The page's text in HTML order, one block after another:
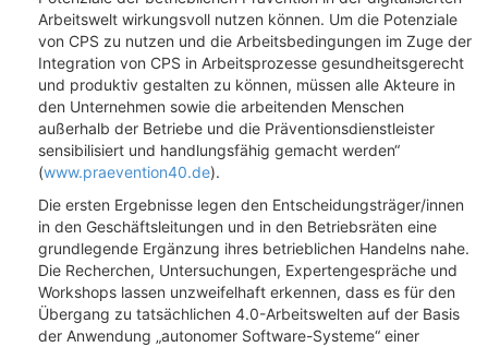
Arbeitswelt wirkungsvoll nutzen können. Um die Potenziale
von CPS zu nutzen und die Arbeitsbedingungen im Zuge der
Integration von CPS in Arbeitsprozesse gesundheitsgerecht
und produktiv gestalten zu können, müssen alle Akteure in
den Unternehmen sowie die arbeitenden Menschen
außerhalb der Betriebe und die Präventionsdienstleister
sensibilisiert und handlungsfähig gemacht werden“
(www.praevention40.de).
Die ersten Ergebnisse legen den Entscheidungsträger/innen
in den Geschäftsleitungen und in den Betriebsräten eine
grundlegende Ergänzung ihres betrieblichen Handelns nahe.
Die Recherchen, Untersuchungen, Expertengespräche und
Workshops lassen unzweifelhaft erkennen, dass es für den
Übergang zu tatsächlichen 4.0-Arbeitswelten auf der Basis
der Anwendung „autonomer Software-Systeme“ einer